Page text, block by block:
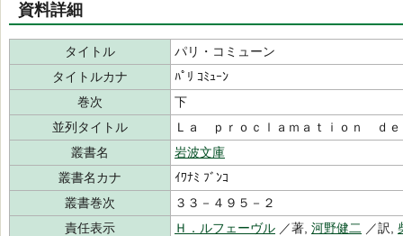
資料詳細
タイトル
パリ・コミューン
タイトルカナ
ﾊﾟﾘ ｺﾐｭｰﾝ
巻次
下
並列タイトル
Ｌａ ｐｒｏｃｌａｍａｔｉｏｎ ｄ
叢書名
岩波文庫
叢書名カナ
ｲﾜﾅﾐ ﾌﾞﾝｺ
叢書巻次
３３－４９５－２
責任表示
Ｈ．ルフェーヴル ／著, 河野健二 ／訳,